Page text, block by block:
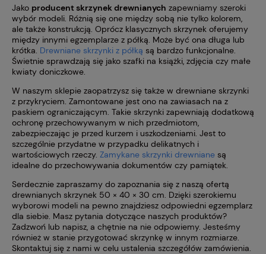
Jako producent skrzynek drewnianych zapewniamy szeroki
wybór modeli. Różnią się one między sobą nie tylko kolorem,
ale także konstrukcją. Oprócz klasycznych skrzynek oferujemy
między innymi egzemplarze z półką. Może być ona długa lub
krótka. Drewniane skrzynki z półką są bardzo funkcjonalne.
Świetnie sprawdzają się jako szafki na książki, zdjęcia czy małe
kwiaty doniczkowe.
W naszym sklepie zaopatrzysz się także w drewniane skrzynki
z przykryciem. Zamontowane jest ono na zawiasach na z
paskiem ograniczającym. Takie skrzynki zapewniają dodatkową
ochronę przechowywanym w nich przedmiotom,
zabezpieczając je przed kurzem i uszkodzeniami. Jest to
szczególnie przydatne w przypadku delikatnych i
wartościowych rzeczy. Zamykane skrzynki drewniane są
idealne do przechowywania dokumentów czy pamiątek.
Serdecznie zapraszamy do zapoznania się z naszą ofertą
drewnianych skrzynek 50 × 40 × 30 cm. Dzięki szerokiemu
wyborowi modeli na pewno znajdziesz odpowiedni egzemplarz
dla siebie. Masz pytania dotyczące naszych produktów?
Zadzwoń lub napisz, a chętnie na nie odpowiemy. Jesteśmy
również w stanie przygotować skrzynkę w innym rozmiarze.
Skontaktuj się z nami w celu ustalenia szczegółów zamówienia.